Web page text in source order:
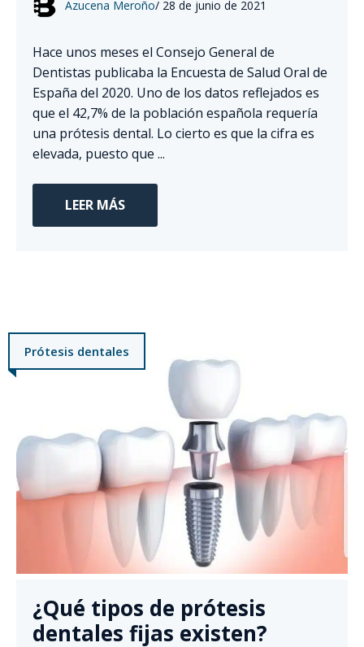
Azucena Meroño/ 28 de junio de 2021
Hace unos meses el Consejo General de
Dentistas publicaba la Encuesta de Salud Oral de
España del 2020. Uno de los datos reflejados es
que el 42,7% de la población española requería
una prótesis dental. Lo cierto es que la cifra es
elevada, puesto que ...
LEER MÁS
Prótesis dentales
¿Qué tipos de prótesis
dentales fijas existen?